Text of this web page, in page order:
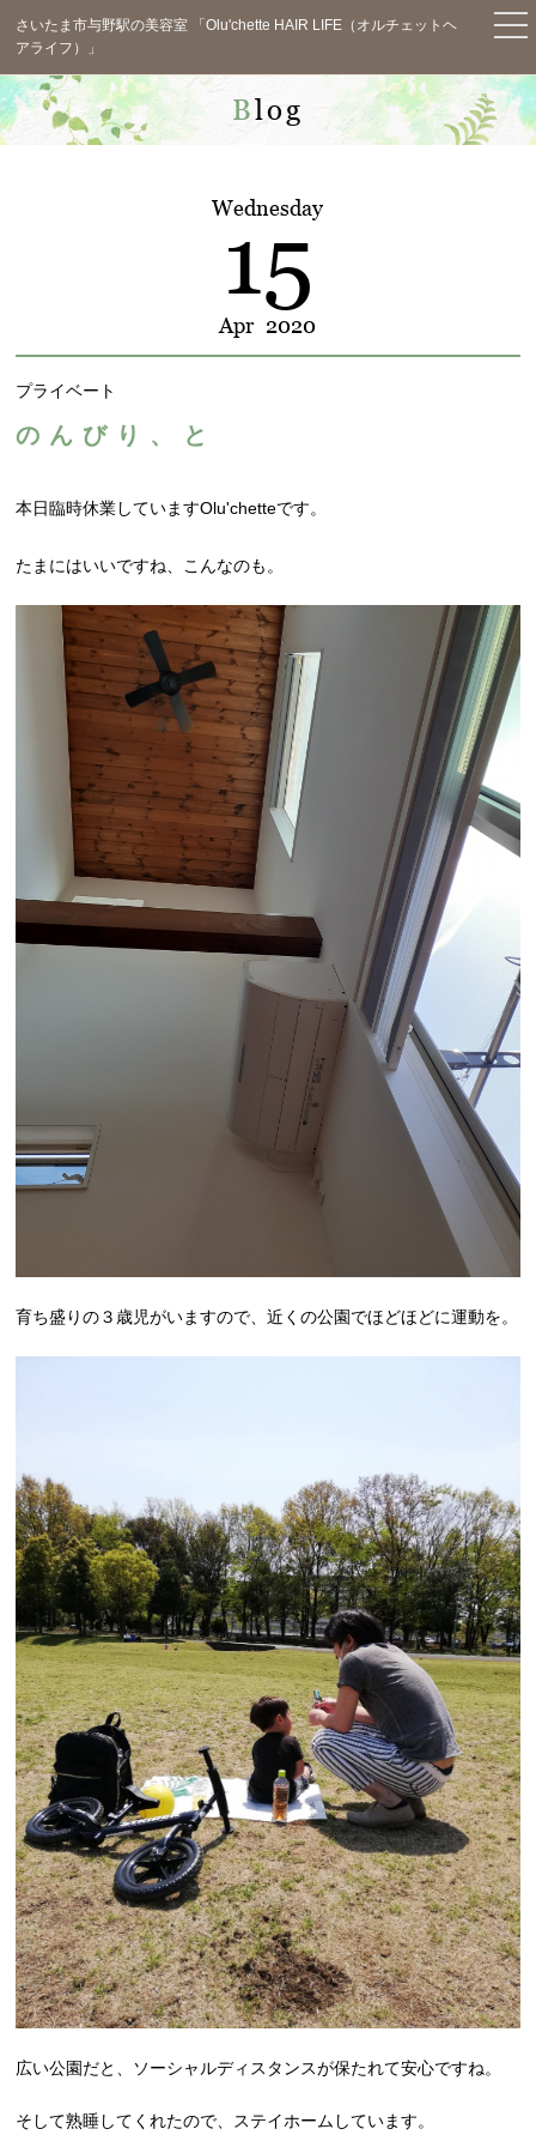
さいたま市与野駅の美容室 「Olu'chette HAIR LIFE（オルチェットヘ
アライフ）」
TOP
News
Salon Info
Blog
Q&A
Contact
WEB予約
Blog
Wednesday
15
Apr 2020
プライベート
のんびり、と
本日臨時休業していますOlu'chetteです。
たまにはいいですね、こんなのも。
育ち盛りの３歳児がいますので、近くの公園でほどほどに運動を。
広い公園だと、ソーシャルディスタンスが保たれて安心ですね。
そして熟睡してくれたので、ステイホームしています。